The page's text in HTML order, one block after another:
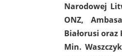
Narodowej
ONZ,
Białorusi oraz
Min.